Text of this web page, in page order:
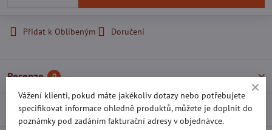
Přidat k Oblíbeným Doručení
Recenze 0
Diskuse 0
Vážení klienti, pokud máte jakékoliv dotazy nebo potřebujete
specifikovat informace ohledně produktů, můžete je doplnit do
poznámky pod zadáním fakturační adresy v objednávce.